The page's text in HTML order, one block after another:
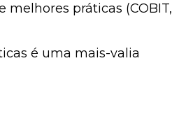
práticas (COBIT,
é uma mais-valia